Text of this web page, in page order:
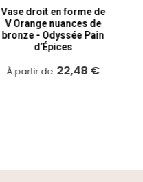
Vase droit en forme de
V Orange nuances de
bronze - Odyssée Pain
d’Épices
À partir de 22,48 €